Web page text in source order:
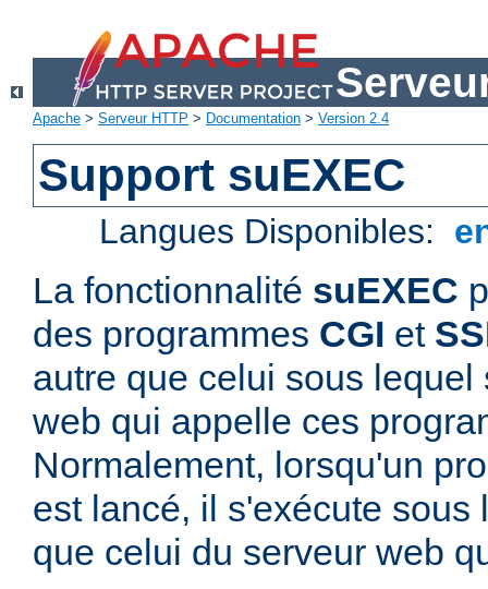
Apache > Serveur HTTP > Documentation > Version 2.4
Support suEXEC
Langues Disponibles:
La fonctionnalité suEXEC
des programmes CGI et
autre que celui sous
web qui appelle ces
Normalement, lorsqu'un
est lancé, il s'exécute sous
que celui du serveur web